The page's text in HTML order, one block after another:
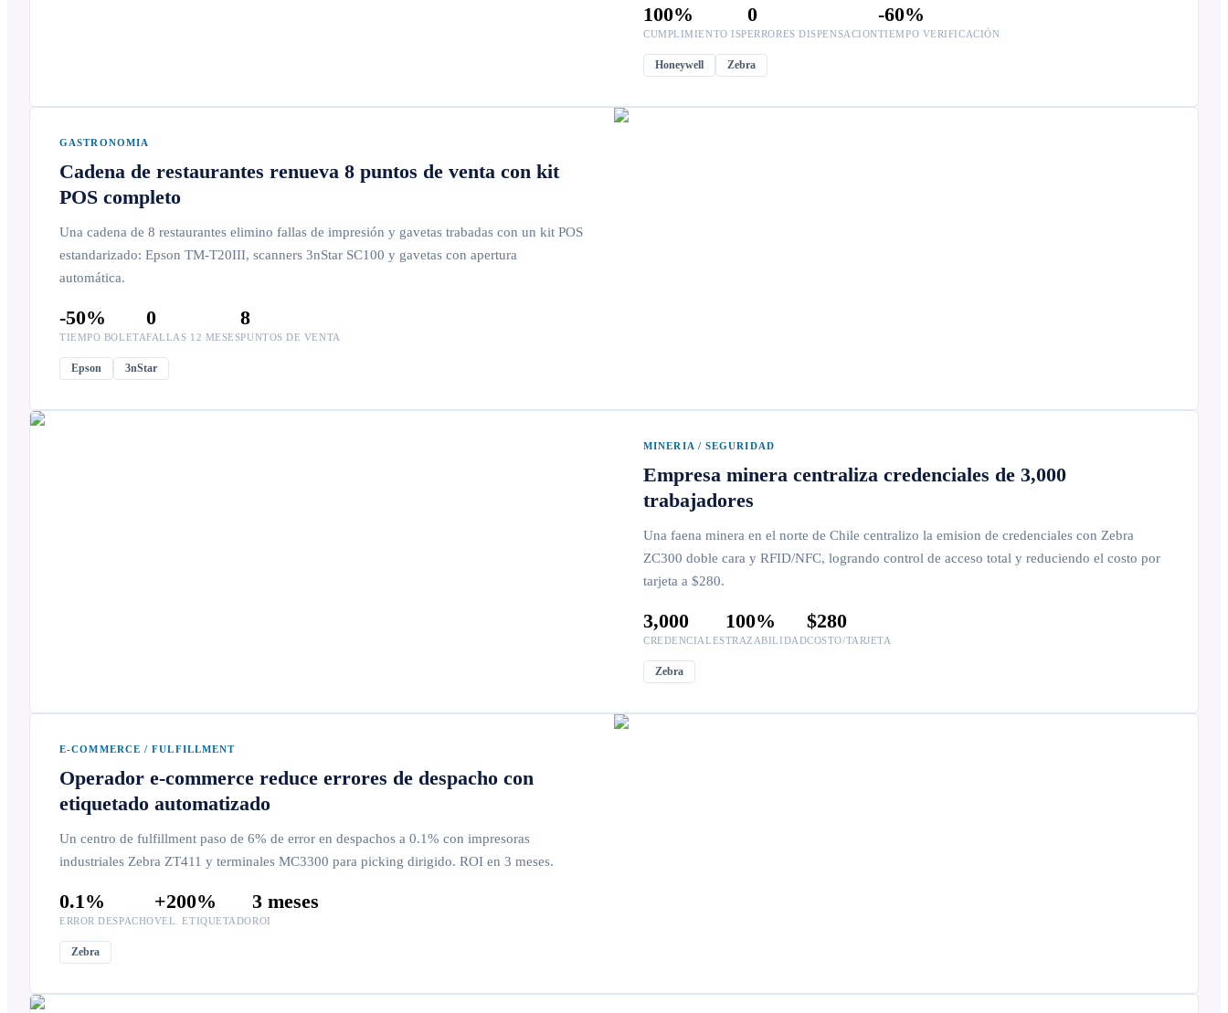
100%
CUMPLIMIENTO ISP
0
ERRORES DISPENSACION
-60%
TIEMPO VERIFICACIÓN
Honeywell Zebra
GASTRONOMIA
Cadena de restaurantes renueva 8 puntos de venta con kit
POS completo
Una cadena de 8 restaurantes elimino fallas de impresión y gavetas trabadas con un kit POS
estandarizado: Epson TM-T20III, scanners 3nStar SC100 y gavetas con apertura
automática.
-50%
TIEMPO BOLETA
0
FALLAS 12 MESES
8
PUNTOS DE VENTA
Epson 3nStar
MINERIA / SEGURIDAD
Empresa minera centraliza credenciales de 3,000
trabajadores
Una faena minera en el norte de Chile centralizo la emision de credenciales con Zebra
ZC300 doble cara y RFID/NFC, logrando control de acceso total y reduciendo el costo por
tarjeta a $280.
3,000
CREDENCIALES
100%
TRAZABILIDAD
$280
COSTO/TARJETA
Zebra
E-COMMERCE / FULFILLMENT
Operador e-commerce reduce errores de despacho con
etiquetado automatizado
Un centro de fulfillment paso de 6% de error en despachos a 0.1% con impresoras
industriales Zebra ZT411 y terminales MC3300 para picking dirigido. ROI en 3 meses.
0.1%
ERROR DESPACHO
+200%
VEL. ETIQUETADO
3 meses
ROI
Zebra